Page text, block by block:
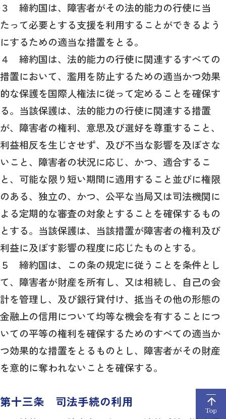
３ 締約国は、障害者がその法的能力の行使に当
たって必要とする支援を利用することができるよう
にするための適当な措置をとる。
４ 締約国は、法的能力の行使に関連するすべての
措置において、濫用を防止するための適当かつ効果
的な保護を国際人権法に従って定めることを確保す
る。当該保護は、法的能力の行使に関連する措置
が、障害者の権利、意思及び選好を尊重すること、
利益相反を生じさせず、及び不当な影響を及ぼさな
いこと、障害者の状況に応じ、かつ、適合するこ
と、可能な限り短い期間に適用すること並びに権限
のある、独立の、かつ、公平な当局又は司法機関に
よる定期的な審査の対象とすることを確保するもの
とする。当該保護は、当該措置が障害者の権利及び
利益に及ぼす影響の程度に応じたものとする。
５ 締約国は、この条の規定に従うことを条件とし
て、障害者が財産を所有し、又は相続し、自己の会
計を管理し、及び銀行貸付け、抵当その他の形態の
金融上の信用について均等な機会を有することにつ
いての平等の権利を確保するためのすべての適当か
つ効果的な措置をとるものとし、障害者がその財産
を意的に奪われないことを確保する。
第十三条 司法手続の利用